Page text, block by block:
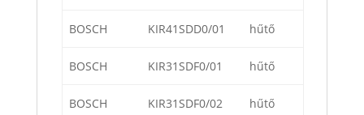
BOSCH KIR41SDD0/01 hűtő
BOSCH KIR31SDF0/01 hűtő
BOSCH KIR31SDF0/02 hűtő